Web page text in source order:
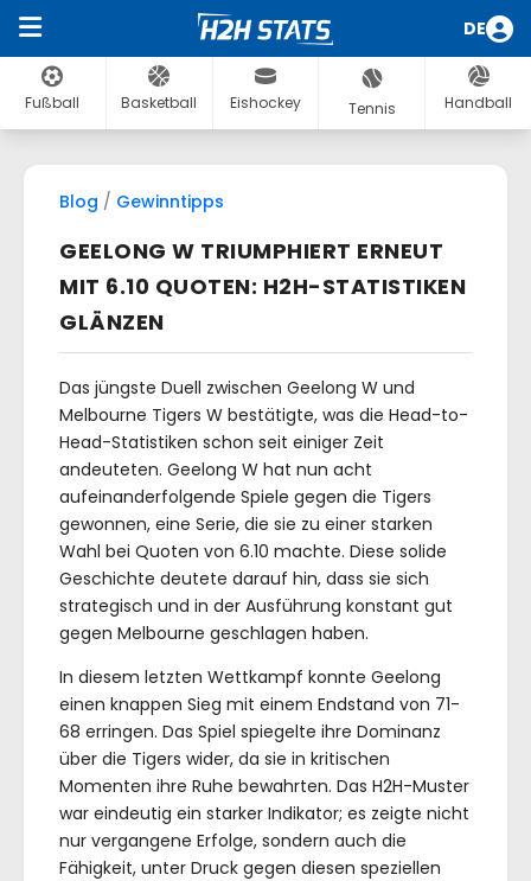
DE
Fußball Basketball Eishockey Tennis Handball
Blog / Gewinntipps
GEELONG W TRIUMPHIERT ERNEUT
MIT 6.10 QUOTEN: H2H-STATISTIKEN
GLÄNZEN
Das jüngste Duell zwischen Geelong W und
Melbourne Tigers W bestätigte, was die Head-to-
Head-Statistiken schon seit einiger Zeit
andeuteten. Geelong W hat nun acht
aufeinanderfolgende Spiele gegen die Tigers
gewonnen, eine Serie, die sie zu einer starken
Wahl bei Quoten von 6.10 machte. Diese solide
Geschichte deutete darauf hin, dass sie sich
strategisch und in der Ausführung konstant gut
gegen Melbourne geschlagen haben.
In diesem letzten Wettkampf konnte Geelong
einen knappen Sieg mit einem Endstand von 71-
68 erringen. Das Spiel spiegelte ihre Dominanz
über die Tigers wider, da sie in kritischen
Momenten ihre Ruhe bewahrten. Das H2H-Muster
war eindeutig ein starker Indikator; es zeigte nicht
nur vergangene Erfolge, sondern auch die
Fähigkeit, unter Druck gegen diesen speziellen